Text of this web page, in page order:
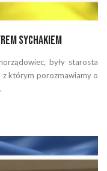
Sychakiem
były starosta
którym porozmawiamy o